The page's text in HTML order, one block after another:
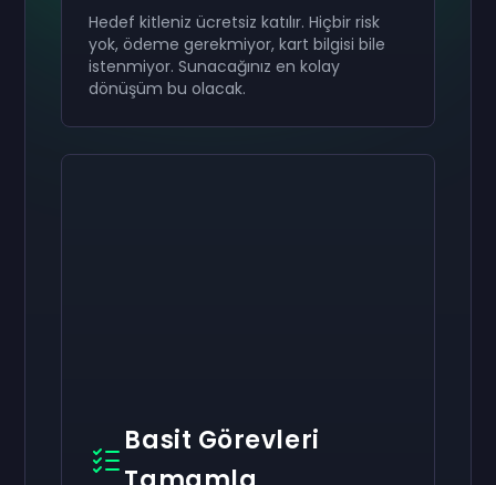
Hedef kitleniz ücretsiz katılır. Hiçbir risk
yok, ödeme gerekmiyor, kart bilgisi bile
istenmiyor. Sunacağınız en kolay
dönüşüm bu olacak.
Basit Görevleri